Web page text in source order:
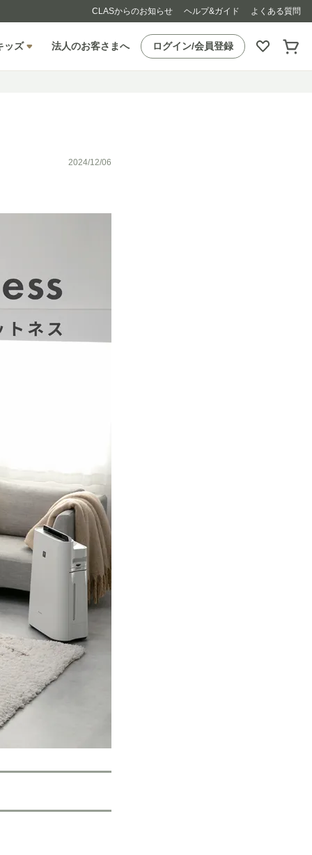
CLASからのお知らせ ヘルプ&ガイド よくある質問
ッズ 法人のお客さまへ ログイン/会員登録
2024/12/06